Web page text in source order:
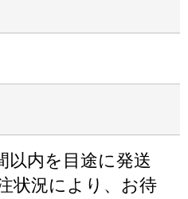
以内を目途に発送
状況により、お待